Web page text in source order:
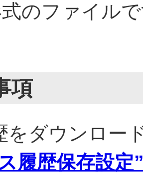
のファイル
項
をダウンロー
履歴保存設定